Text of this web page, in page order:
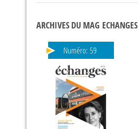
ARCHIVES DU MAG ECHANGES
Numéro: 59